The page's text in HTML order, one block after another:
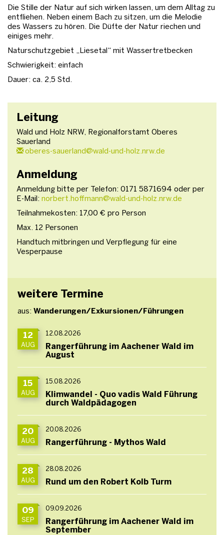
Die Stille der Natur auf sich wirken lassen, um dem Alltag zu
entfliehen. Neben einem Bach zu sitzen, um die Melodie
des Wassers zu hören. Die Düfte der Natur riechen und
einiges mehr.
Naturschutzgebiet „Liesetal“ mit Wassertretbecken
Schwierigkeit: einfach
Dauer: ca. 2,5 Std.
Leitung
Wald und Holz NRW, Regionalforstamt Oberes
Sauerland
oberes-sauerland@wald-und-holz.nrw.de
Anmeldung
Anmeldung bitte per Telefon: 0171 5871694 oder per
E-Mail: norbert.hoffmann@wald-und-holz.nrw.de
Teilnahmekosten: 17,00 € pro Person
Max. 12 Personen
Handtuch mitbringen und Verpflegung für eine
Vesperpause
weitere Termine
aus: Wanderungen/Exkursionen/Führungen
12
AUG
12.08.2026
Rangerführung im Aachener Wald im
August
15
AUG
15.08.2026
Klimwandel - Quo vadis Wald Führung
durch Waldpädagogen
20
AUG
20.08.2026
Rangerführung - Mythos Wald
28
AUG
28.08.2026
Rund um den Robert Kolb Turm
09
SEP
09.09.2026
Rangerführung im Aachener Wald im
September